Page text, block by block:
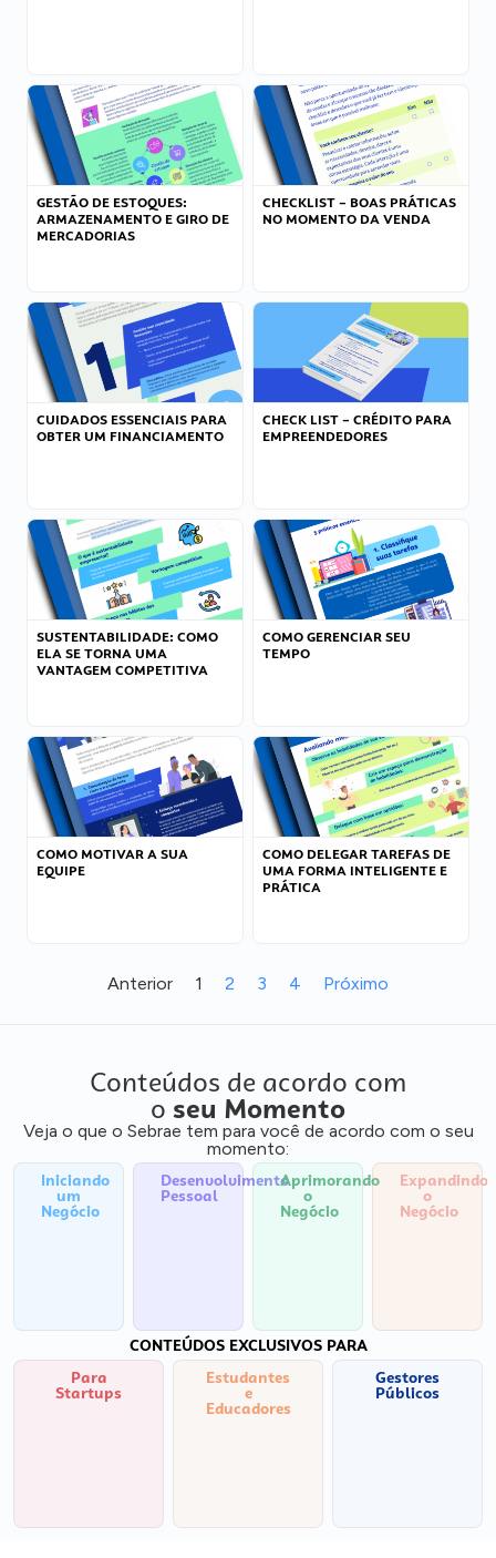
GESTÃO DE ESTOQUES:
ARMAZENAMENTO E GIRO DE
MERCADORIAS
CHECKLIST – BOAS PRÁTICAS
NO MOMENTO DA VENDA
CUIDADOS ESSENCIAIS PARA
OBTER UM FINANCIAMENTO
CHECK LIST – CRÉDITO PARA
EMPREENDEDORES
SUSTENTABILIDADE: COMO
ELA SE TORNA UMA
VANTAGEM COMPETITIVA
COMO GERENCIAR SEU
TEMPO
COMO MOTIVAR A SUA
EQUIPE
COMO DELEGAR TAREFAS DE
UMA FORMA INTELIGENTE E
PRÁTICA
Anterior 1 2 3 4 Próximo
Conteúdos de acordo com
o seu Momento
Veja o que o Sebrae tem para você de acordo com o seu
momento:
Iniciando
um
Negócio
Desenvolvimento
Pessoal
Aprimorando
o
Negócio
Expandindo
o
Negócio
CONTEÚDOS EXCLUSIVOS PARA
Para
Startups
Estudantes
e
Educadores
Gestores
Públicos